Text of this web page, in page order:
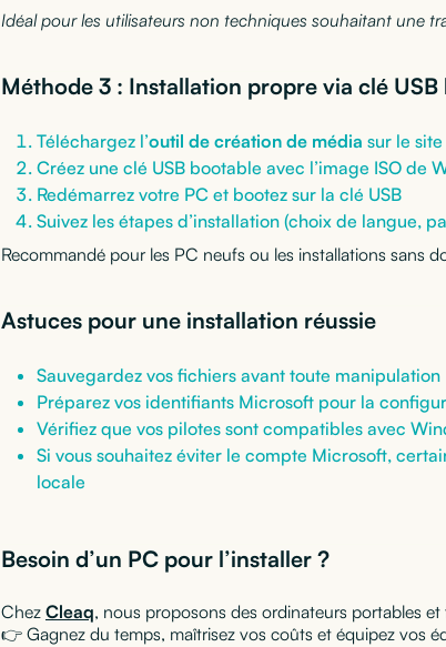
Idéal pour les utilisateurs non techniques souhaitant une
Méthode 3 : Installation propre via clé
Téléchargez l’outil de création de média sur le
Créez une clé USB bootable avec l’image ISO de
Redémarrez votre PC et bootez sur la clé USB
Suivez les étapes d’installation (choix de langue,
Recommandé pour les PC neufs ou les installations sans
Astuces pour une installation réussie
Sauvegardez vos fichiers avant toute manipulation
Préparez vos identifiants Microsoft pour la
Vérifiez que vos pilotes sont compatibles avec
Si vous souhaitez éviter le compte Microsoft,
locale
Besoin d’un PC pour l’installer ?
Chez Cleaq, nous proposons des ordinateurs portables et
👉 Gagnez du temps, maîtrisez vos coûts et équipez vos